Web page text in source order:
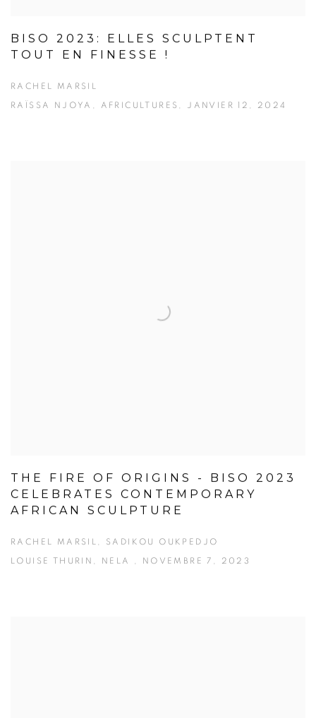
BISO 2023: ELLES SCULPTENT
TOUT EN FINESSE !
RACHEL MARSIL
RAÏSSA NJOYA, AFRICULTURES, JANVIER 12, 2024
THE FIRE OF ORIGINS - BISO 2023
CELEBRATES CONTEMPORARY
AFRICAN SCULPTURE
RACHEL MARSIL, SADIKOU OUKPEDJO
LOUISE THURIN, NELA , NOVEMBRE 7, 2023